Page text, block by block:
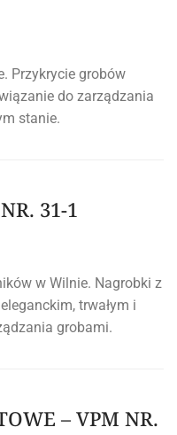
Przykrycie grobów
do zarządzania
stanie.
31-1
w Wilnie. Nagrobki z
trwałym i
grobami.
– VPM NR.